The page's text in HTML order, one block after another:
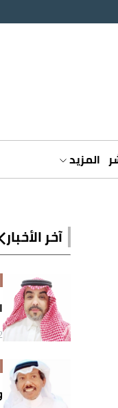
المزيد
آخر الأخبار
2